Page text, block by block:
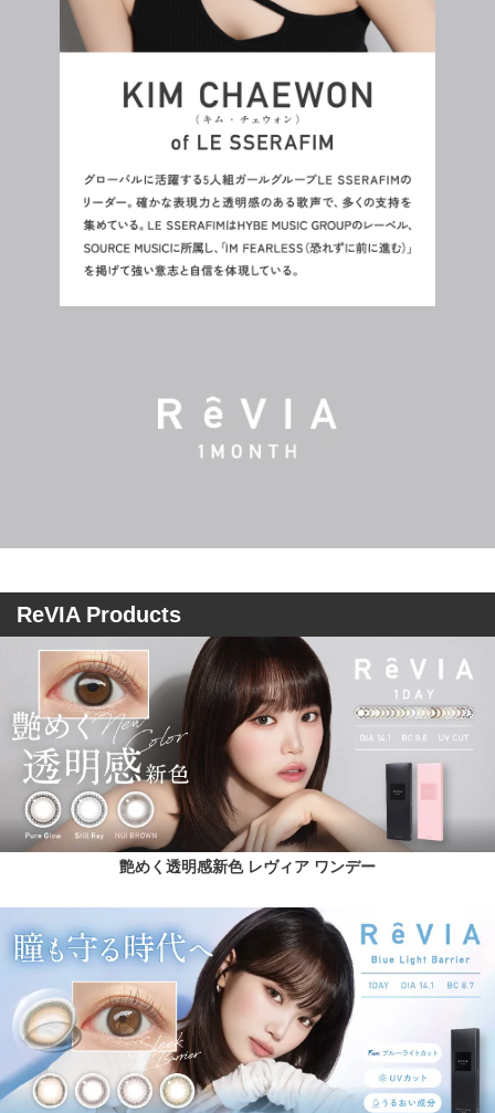
ReVIA Products
艶めく透明感新色 レヴィア ワンデー